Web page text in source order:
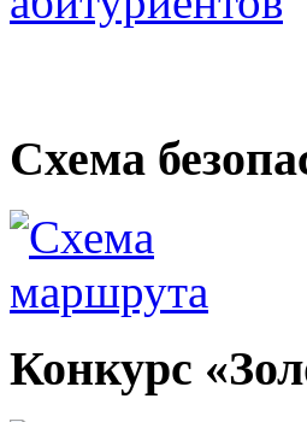
Схема
Конкурс